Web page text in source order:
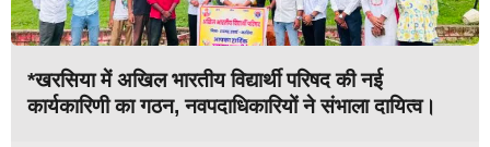
*खरसिया में अखिल भारतीय विद्यार्थी परिषद की नई
कार्यकारिणी का गठन, नवपदाधिकारियों ने संभाला दायित्व।